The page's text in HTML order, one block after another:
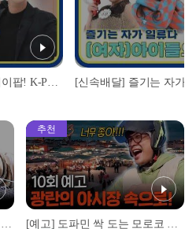
[신속배달] 심장이 반응하는 케이팝! K-POP에 누구보다 진심인 광희와 아이들! l #주간아이돌 l EP.492
[예고] 덴마크 집에서 OO이 왜 나와...? 이상할 정도로 한국을 사랑하는 우리 형을 제보합니다!
추천
[예고] 도파민 싹 도는 모로코 야시장 투어!